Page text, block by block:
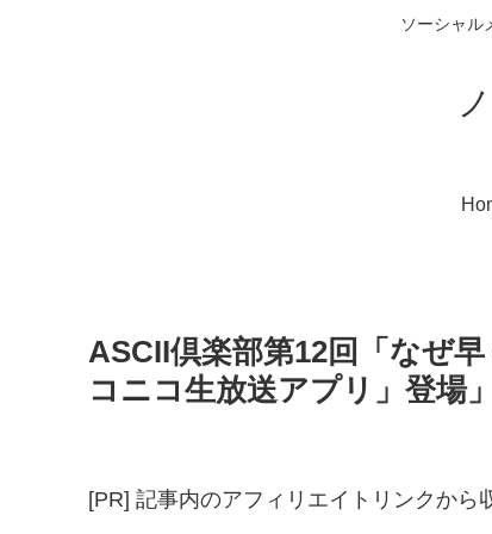
ソーシャル
ASCII倶楽部第12回「なぜ
コニコ生放送アプリ」登場」
[PR] 記事内のアフィリエイトリンクから